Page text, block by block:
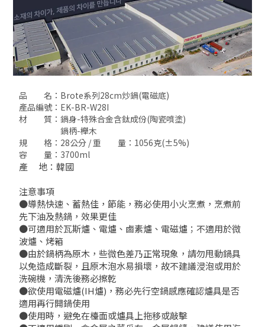
品 名：Brote系列28cm炒鍋(電磁底)
產品編號：EK-BR-W28I
材 質：鍋身-特殊合金含鈦成份(陶瓷噴塗)
鍋柄-櫸木
規 格：28公分 / 重 量：1056克(±5%)
容 量：3700ml
產 地：韓國
注意事項
●導熱快速、蓄熱佳，節能，務必使用小火烹煮，烹煮前
先下油及熱鍋，效果更佳
●可適用於瓦斯爐、電爐、鹵素爐、電磁爐；不適用於微
波爐、烤箱
●由於鍋柄為原木，些微色差乃正常現象，請勿甩動鍋具
以免造成斷裂，且原木泡水易損壞，故不建議浸泡或用於
洗碗機，清洗後務必擦乾
●欲使用電磁爐(IH爐)，務必先行空鍋感應確認爐具是否
適用再行開鍋使用
●使用時，避免在檯面或爐具上拖移或敲擊